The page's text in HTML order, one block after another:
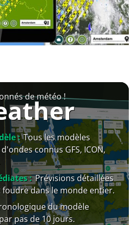
de météo !
: Tous les modèles
connus GFS, ICON,
: Prévisions détaillées
dans le monde entier.
du modèle
pas de 10 jours.